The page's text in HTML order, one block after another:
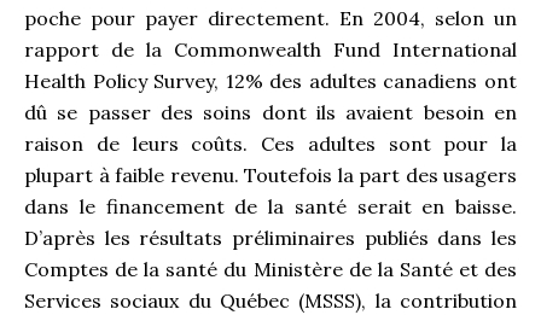
poche pour payer directement. En 2004, selon un
rapport de la Commonwealth Fund International
Health Policy Survey, 12% des adultes canadiens ont
dû se passer des soins dont ils avaient besoin en
raison de leurs coûts. Ces adultes sont pour la
plupart à faible revenu. Toutefois la part des usagers
dans le financement de la santé serait en baisse.
D’après les résultats préliminaires publiés dans les
Comptes de la santé du Ministère de la Santé et des
Services sociaux du Québec (MSSS), la contribution